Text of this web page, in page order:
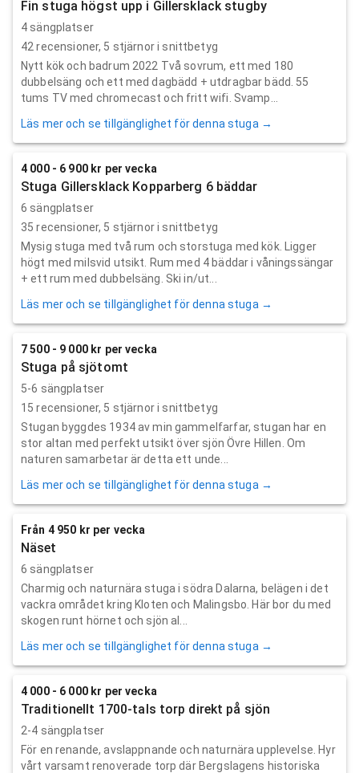
Fin stuga högst upp i Gillersklack stugby
4 sängplatser
42 recensioner, 5 stjärnor i snittbetyg
Nytt kök och badrum 2022 Två sovrum, ett med 180
dubbelsäng och ett med dagbädd + utdragbar bädd. 55
tums TV med chromecast och fritt wifi. Svamp...
Läs mer och se tillgänglighet för denna stuga →
4 000 - 6 900 kr per vecka
Stuga Gillersklack Kopparberg 6 bäddar
6 sängplatser
35 recensioner, 5 stjärnor i snittbetyg
Mysig stuga med två rum och storstuga med kök. Ligger
högt med milsvid utsikt. Rum med 4 bäddar i våningssängar
+ ett rum med dubbelsäng. Ski in/ut...
Läs mer och se tillgänglighet för denna stuga →
7 500 - 9 000 kr per vecka
Stuga på sjötomt
5-6 sängplatser
15 recensioner, 5 stjärnor i snittbetyg
Stugan byggdes 1934 av min gammelfarfar, stugan har en
stor altan med perfekt utsikt över sjön Övre Hillen. Om
naturen samarbetar är detta ett unde...
Läs mer och se tillgänglighet för denna stuga →
Från 4 950 kr per vecka
Näset
6 sängplatser
Charmig och naturnära stuga i södra Dalarna, belägen i det
vackra området kring Kloten och Malingsbo. Här bor du med
skogen runt hörnet och sjön al...
Läs mer och se tillgänglighet för denna stuga →
4 000 - 6 000 kr per vecka
Traditionellt 1700-tals torp direkt på sjön
2-4 sängplatser
För en renande, avslappnande och naturnära upplevelse. Hyr
vårt varsamt renoverade torp där Bergslagens historiska